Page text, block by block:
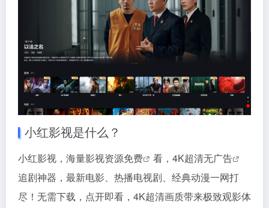
小红影视是什么？
小红影视，海量影视资源免费 看，4K超清无广告
追剧神器，最新电影、热播电视剧、经典动漫一网打
尽！无需下载，点开即看，4K超清画质带来极致观影体